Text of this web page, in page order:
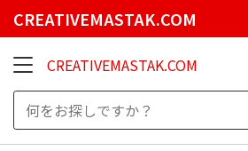
CREATIVEMASTAK.COM
CREATIVEMASTAK.COM